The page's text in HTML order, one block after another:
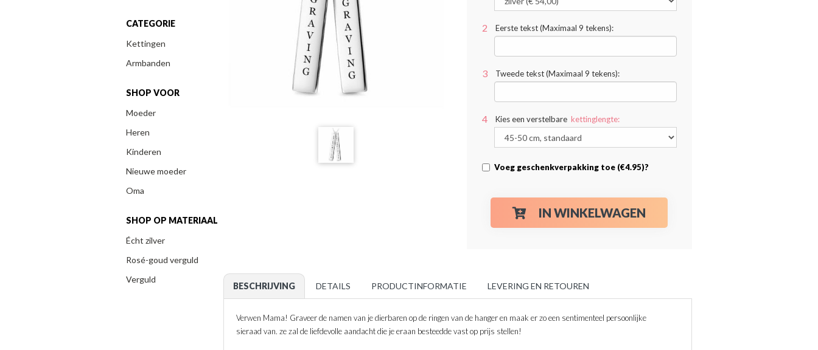
CATEGORIE
Kettingen
Armbanden
SHOP VOOR
Moeder
Heren
Kinderen
Nieuwe moeder
Oma
SHOP OP MATERIAAL
Écht zilver
Rosé-goud verguld
Verguld
Eerste tekst (Maximaal 9 tekens):
Tweede tekst (Maximaal 9 tekens):
Kies een verstelbare kettinglengte:
Voeg geschenkverpakking toe (€4.95)?
IN WINKELWAGEN
BESCHRIJVING DETAILS PRODUCTINFORMATIE LEVERING EN RETOUREN
Verwen Mama! Graveer de namen van je dierbaren op de ringen van de hanger en maak er zo een sentimenteel persoonlijke
sieraad van. ze zal de liefdevolle aandacht die je eraan besteedde vast op prijs stellen!